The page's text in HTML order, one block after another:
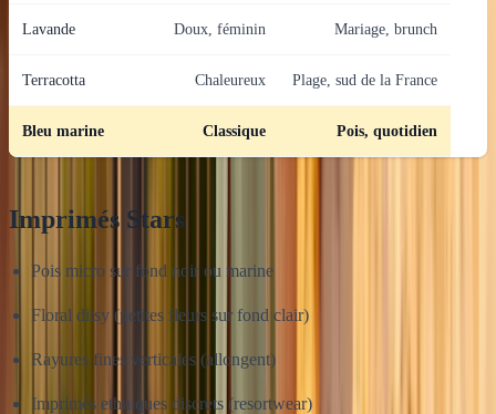
Lavande Doux, féminin Mariage, brunch
Terracotta Chaleureux Plage, sud de la France
Bleu marine Classique Pois, quotidien
Imprimés Stars
Pois micro sur fond noir ou marine
Floral ditsy (petites fleurs sur fond clair)
Rayures fines verticales (allongent)
Imprimés ethniques discrets (resortwear)